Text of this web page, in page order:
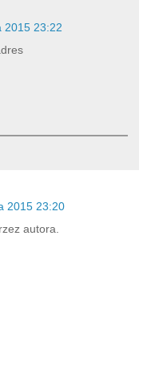
2015 23:22
2015 23:20
autora.